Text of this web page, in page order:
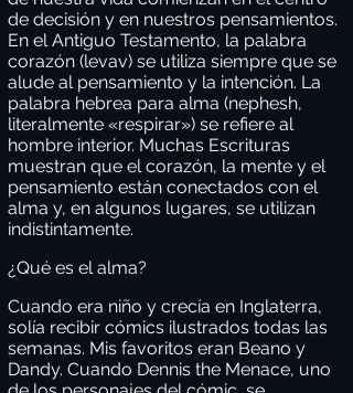
de decisión y en nuestros pensamientos.
En el Antiguo Testamento, la palabra
corazón (levav) se utiliza siempre que se
alude al pensamiento y la intención. La
palabra hebrea para alma (nephesh,
literalmente «respirar») se refiere al
hombre interior. Muchas Escrituras
muestran que el corazón, la mente y el
pensamiento están conectados con el
alma y, en algunos lugares, se utilizan
indistintamente.
¿Qué es el alma?
Cuando era niño y crecía en Inglaterra,
solía recibir cómics ilustrados todas las
semanas. Mis favoritos eran Beano y
Dandy. Cuando Dennis the Menace, uno